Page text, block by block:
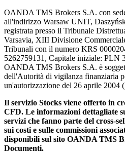
OANDA TMS Brokers S.A. con
all'indirizzo Warsaw UNIT,
registrata presso il Tribunale
Varsavia, XIII Divisione
Tribunali con il numero KRS
5262759131, Capitale iniziale: PLN
OANDA TMS Brokers S.A. è
dell'Autorità di vigilanza finanziaria
un'autorizzazione del 26 aprile 2004
Il servizio Stocks viene offerto in
CFD. Le informazioni dettagliate
servizi che fanno parte del cross-
sui costi e sulle commissioni
disponibili sul sito OANDA TMS
Documenti.